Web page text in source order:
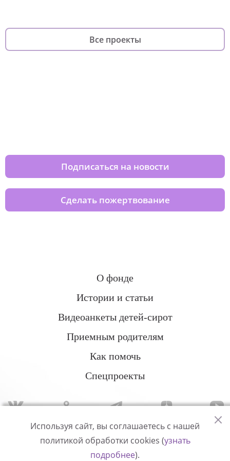
Все проекты
Подписаться на новости
Сделать пожертвование
О фонде
Истории и статьи
Видеоанкеты детей-сирот
Приемным родителям
Как помочь
Спецпроекты
Политика конфиденциальности
Используя сайт, вы соглашаетесь с нашей
политикой обработки cookies (узнать
подробнее).